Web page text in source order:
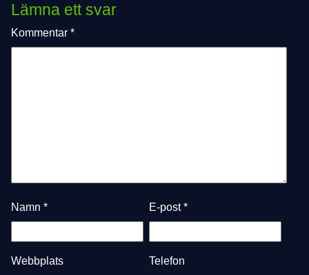
Lämna ett svar
Kommentar *
Namn * E-post*
Webbplats Telefon